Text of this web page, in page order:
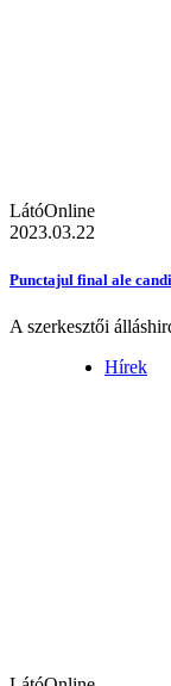
LátóOnline
2023.03.22
Punctajul final ale
A szerkesztői
Hírek